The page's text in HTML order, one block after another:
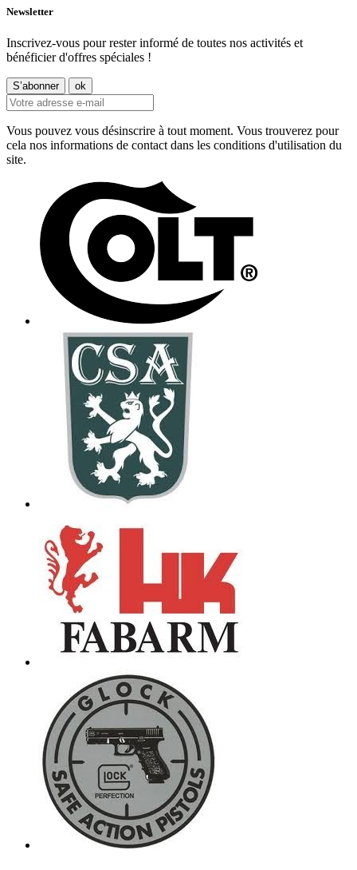
Newsletter
Inscrivez-vous pour rester informé de toutes nos activités et
bénéficier d'offres spéciales !
Vous pouvez vous désinscrire à tout moment. Vous trouverez pour
cela nos informations de contact dans les conditions d'utilisation du
site.